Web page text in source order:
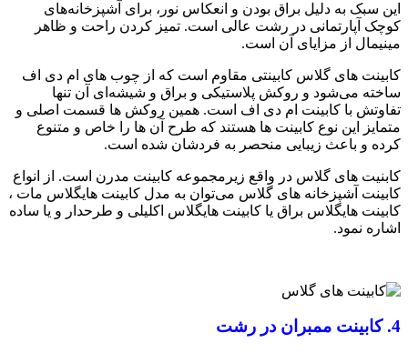
این سبک به دلیل براق بودن و انعکاس نور، برای آشپزخانه‌های
کوچک آپارتمانی در رشت عالی است. تمیز کردن راحت و ظاهر
مینیمال از مزایای آن است.
کابینت های گلاس کابینتی مقاوم است که از چوب های ام دی اف
ساخته می‌شود و روکش پلاستیکی و براق و شیشه‌ای آن تنها
تفاوتش با کابینت ام دی اف است. همین روکش ها قسمت اصلی و
متمایز این نوع کابینت ها هستند که طرح آن ها را خاص و متنوع
کرده و باعث زیبایی منحصر به فردشان شده است.
کابنیت های گلاس در واقع زیرمجموعه کابینت مدرن است. از انواع
کابینت آشپزخانه های گلاس می‌توان به مدل کابینت هایگلاس مات ،
کابینت هایگلاس براق یا کابینت هایگلاس اکلیلی و طرحدار و یا ساده
اشاره نمود.
4. کابینت ممبران در رشت